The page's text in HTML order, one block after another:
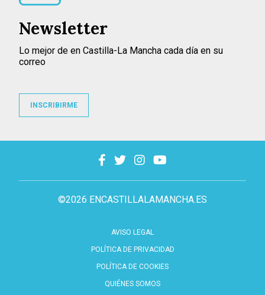
©2026 ENCASTILLALAMANCHA.ES
AVISO LEGAL
POLÍTICA DE PRIVACIDAD
POLÍTICA DE COOKIES
QUIÉNES SOMOS
Newsletter
Lo mejor de en Castilla-La Mancha cada día en su
correo
INSCRIBIRME